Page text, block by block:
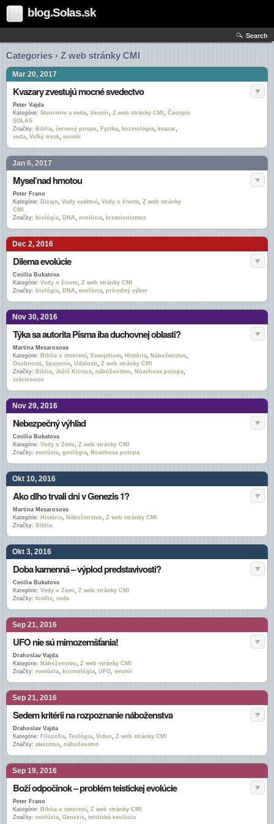
blog.Solas.sk
Search
Categories › Z web stránky CMI
Mar 20, 2017
Kvazary zvestujú mocné svedectvo
Peter Vajda
Kategórie: Stvorenie a veda, Vesmír, Z web stránky CMI , Časopis
SOLAS
Značky: Biblia, červený posun, Fyzika, kozmológia, kvazar,
veda, Veľký tresk, vesmír
Jan 6, 2017
Myseľ nad hmotou
Peter Frano
Kategórie: Dizajn, Vedy exaktné, Vedy o živote, Z web stránky
CMI
Značky: biológia, DNA, evolúcia, kreacionizmus
Dec 2, 2016
Dilema evolúcie
Cecilia Bukatova
Kategórie: Vedy o živote, Z web stránky CMI
Značky: biológia, DNA, evolúcia, prírodný výber
Nov 30, 2016
Týka sa autorita Písma iba duchovnej oblasti?
Martina Mesarosova
Kategórie: Biblia o stvorení, Evanjelium, História, Náboženstvo,
Osobnosti, Spasenie, Udalosti, Z web stránky CMI
Značky: Biblia, Ježiš Kristus, náboženstvo, Noachova potopa,
vzkriesenie
Nov 29, 2016
Nebezpečný výhľad
Cecilia Bukatova
Kategórie: Vedy o Zemi, Z web stránky CMI
Značky: evolúcia, geológia, Noachova potopa
Okt 10, 2016
Ako dlho trvali dni v Genezis 1?
Martina Mesarosova
Kategórie: História, Náboženstvo, Z web stránky CMI
Značky: Biblia
Okt 3, 2016
Doba kamenná – výplod predstavivosti?
Cecilia Bukatova
Kategórie: Vedy o Zemi, Z web stránky CMI
Značky: fosílie, veda
Sep 21, 2016
UFO nie sú mimozemšťania!
Drahoslav Vajda
Kategórie: Náboženstvo, Z web stránky CMI
Značky: evolúcia, kozmológia, UFO, vesmír
Sep 21, 2016
Sedem kritérií na rozpoznanie náboženstva
Drahoslav Vajda
Kategórie: Filozofia, Teológia, Video, Z web stránky CMI
Značky: ateizmus, náboženstvo
Sep 19, 2016
Boží odpočinok – problém teistickej evolúcie
Peter Frano
Kategórie: Biblia o stvorení, Z web stránky CMI
Značky: evolúcia, Genezis, teistická evolúcia